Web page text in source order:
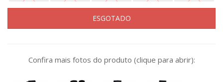
ESGOTADO
Confira mais fotos do produto (clique para abrir):